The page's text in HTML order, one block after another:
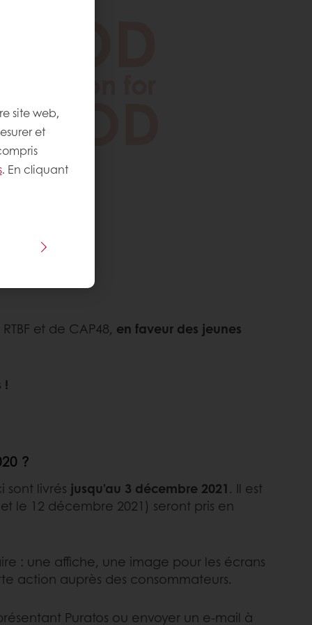
et de CAP48, en faveur des jeunes
!
?
sont livrés jusqu’au 3 décembre 2021. Il est
le 12 décembre 2021) seront pris en
: une affiche, une image pour les écrans
action auprès des consommateurs.
Puratos ou envoyer un e-mail à
site web,
et
. En cliquant